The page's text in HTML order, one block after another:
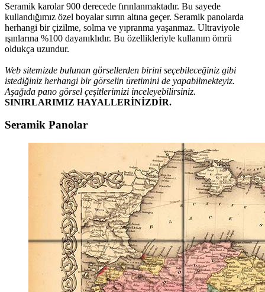
Seramik karolar 900 derecede fırınlanmaktadır. Bu sayede
kullandığımız özel boyalar sırrın altına geçer. Seramik panolarda
herhangi bir çizilme, solma ve yıpranma yaşanmaz. Ultraviyole
ışınlarına %100 dayanıklıdır. Bu özellikleriyle kullanım ömrü
oldukça uzundur.
Web sitemizde bulunan görsellerden birini seçebileceğiniz gibi
istediğiniz herhangi bir görselin üretimini de yapabilmekteyiz.
Aşağıda pano görsel çeşitlerimizi inceleyebilirsiniz.
SINIRLARIMIZ HAYALLERİNİZDİR.
Seramik Panolar